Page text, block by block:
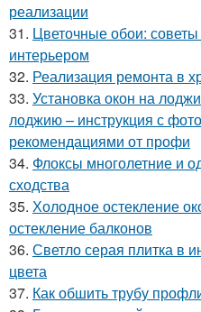
реализации
31. Цветочные обои:
интерьером
32. Реализация ремонта в
33. Установка окон на
лоджию – инструкция с
рекомендациями от профи
34. Флоксы многолетние и
сходства
35. Холодное остекление
остекление балконов
36. Светло серая плитка в
цвета
37. Как обшить трубу